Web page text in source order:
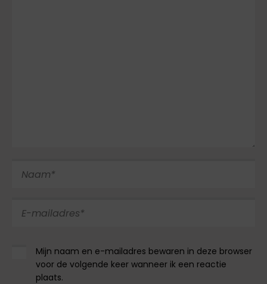
Mijn naam en e-mailadres bewaren in deze browser
voor de volgende keer wanneer ik een reactie
plaats.